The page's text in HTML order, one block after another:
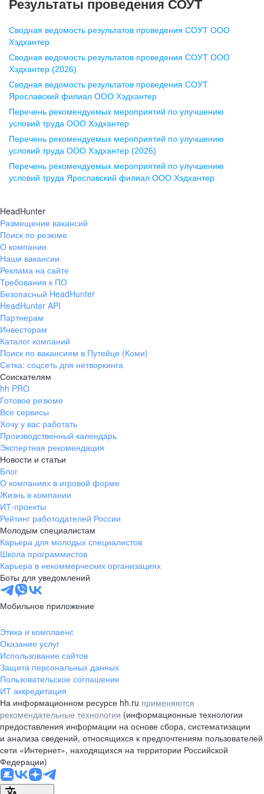
pr@nn.hh.ru
Воронеж
ул. Комиссаржевской, д. 10,
офис 1212
+7 473 280-05-05
pr@vrn.hh.ru
ул. Спартаковская, д. 2А, этаж 3,
помещение 15
+7 843 212-12-50
Екатеринбург
ул. Боевых Дружин, стр. 20,
+7 343 226-79-99
pr@ural.hh.ru
ул. Янковского, д. 169, 7 этаж,
706 каб.
+7 861 205-55-57
pr@krd.hh.ru
Владивосток
пер. Ланинский д. 4, офис 3.4
+7 423 202-33-28
pr@dv.hh.ru
Новосибирск
ул. Большевистская, д. 35,
помещение 21
+7 383 207-94-64
pr@nsk.hh.ru
Минск
пр-т Дзержинского, д. 57,
10 этаж, помещение 45-1
pr@rabota.by
Алматы
пр. Абая, д. 151, БЦ Алатау,
12 этаж, офис 1209
+7 727 232-13-13
pr@headhunter.com.kz
Результаты проведения СОУТ
Сводная ведомость результатов проведения СОУТ ООО
Хэдхантер
Сводная ведомость результатов проведения СОУТ ООО
Хэдхантер (2026)
Сводная ведомость результатов проведения СОУТ
Ярославский филиал ООО Хэдхантер
Перечень рекомендуемых мероприятий по улучшению
условий труда ООО Хэдхантер
Перечень рекомендуемых мероприятий по улучшению
условий труда ООО Хэдхантер (2026)
Перечень рекомендуемых мероприятий по улучшению
условий труда Ярославский филиал ООО Хэдхантер
HeadHunter
Размещение вакансий
Поиск по резюме
О компании
Наши вакансии
Реклама на сайте
Требования к ПО
Безопасный HeadHunter
HeadHunter API
Партнерам
Инвесторам
Каталог компаний
Поиск по вакансиям в Путейце (Коми)
Сетка: соцсеть для нетворкинга
Соискателям
hh PRO
Готовое резюме
Все сервисы
Хочу у вас работать
Производственный календарь
Экспертная рекомендация
Новости и статьи
Блог
О компаниях в игровой форме
Жизнь в компании
ИТ-проекты
Рейтинг работодателей России
Молодым специалистам
Карьера для молодых специалистов
Школа программистов
Карьера в некоммерческих организациях
Боты для уведомлений
Мобильное приложение
Этика и комплаенс
Оказание услуг
Использование сайтов
Защита персональных данных
Пользовательское соглашение
ИТ аккредитация
На информационном ресурсе hh.ru применяются
рекомендательные технологии (информационные технологии
предоставления информации на основе сбора, систематизации
и анализа сведений, относящихся к предпочтениям пользователей
сети «Интернет», находящихся на территории Российской
Федерации)